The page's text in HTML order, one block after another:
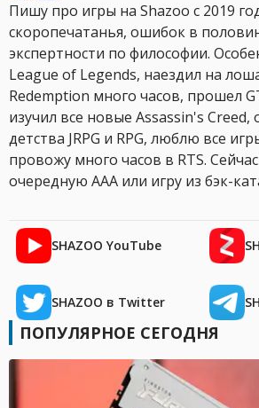
Пишу про игры на Shazoo с 2019
скоропечатанья, ошибок в
экспертности по философии.
League of Legends, наездил на
Redemption много часов, прошел
изучил все новые Assassin's
детства JRPG и RPG, люблю все
провожу много часов в RTS.
очередную AAA или игру из бэк-
SHAZOO YouTube
SHAZOO в Twitter
ПОПУЛЯРНОЕ СЕГОДНЯ